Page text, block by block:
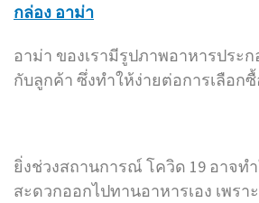
กล่อง อาม่า
อาม่า ของเรามีรูปภาพอาหารประ
กับลูกค้า ซึ่งทำให้ง่ายต่อการเลือก
ยิ่งช่วงสถานการณ์ โควิด 19 อาจท
สะดวกออกไปทานอาหารเอง เพร